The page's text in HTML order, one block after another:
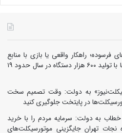
فرسوده؛ راهکار واقعی یا بازی با منابع
کشور؟ / جایگزینی کامل فرسوده‌ها با تولید ۶۰۰ هزار دستگاه در سال حدود ۱۹
به دولت: وقت تصمیم سخت
در پایتخت جلوگیری کنید
به دولت: سرمایه مردم را با خرید
تهران جایگزینی موتورسیکلت‌های